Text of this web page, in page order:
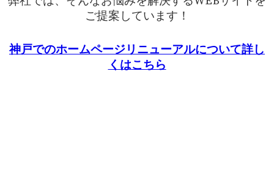
ご提案しています！
神戸でのホームページリニューアルについて詳し
くはこちら